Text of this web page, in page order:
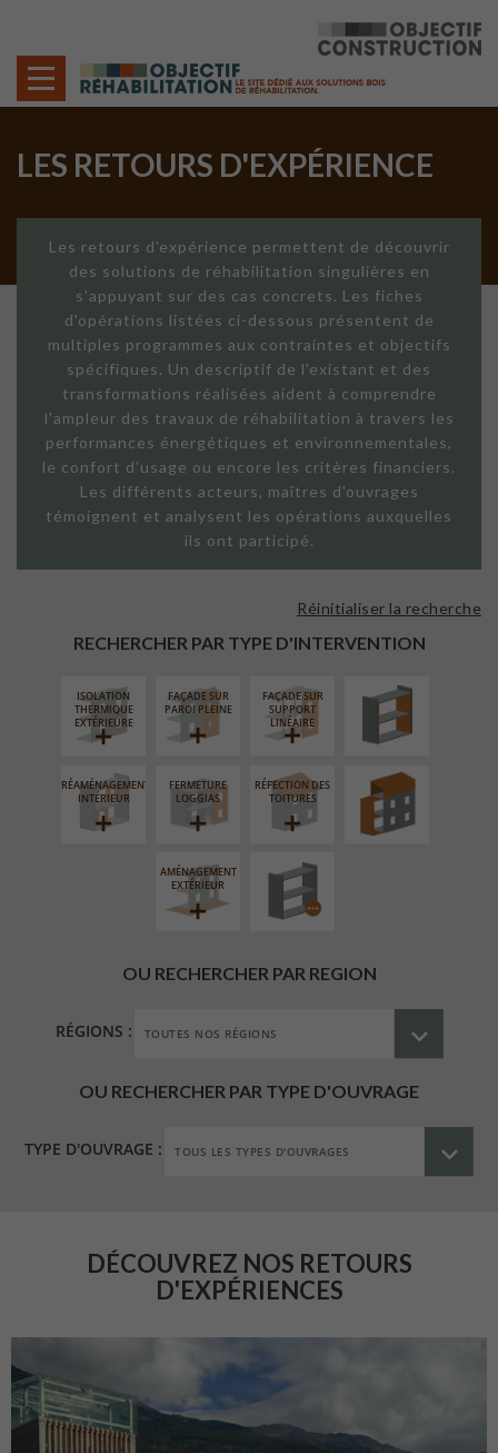
LES RETOURS D'EXPÉRIENCE
Les retours d'expérience permettent de découvrir
des solutions de réhabilitation singulières en
s'appuyant sur des cas concrets. Les fiches
d'opérations listées ci-dessous présentent de
multiples programmes aux contraintes et objectifs
spécifiques. Un descriptif de l'existant et des
transformations réalisées aident à comprendre
l'ampleur des travaux de réhabilitation à travers les
performances énergétiques et environnementales,
le confort d'usage ou encore les critères financiers.
Les différents acteurs, maîtres d'ouvrages
témoignent et analysent les opérations auxquelles
ils ont participé.
RECHERCHER PAR TYPE D'INTERVENTION
Réinitialiser la recherche
ISOLATION
THERMIQUE
EXTÉRIEURE
FAÇADE SUR
PAROI PLEINE
FAÇADE SUR
SUPPORT
LINÉAIRE
ISOLATION
INTÉRIEURE
RÉAMÉNAGEMENT
INTÉRIEUR
FERMETURE
LOGGIAS
RÉFECTION DES
TOITURES
SURÉLÉVATION
EXTENSION
AMÉNAGEMENT
EXTÉRIEUR
PROCÉDÉ
PARTICULIER
OU RECHERCHER PAR REGION
RÉGIONS :
OU RECHERCHER PAR TYPE D'OUVRAGE
TYPE D'OUVRAGE :
DÉCOUVREZ NOS RETOURS
D'EXPÉRIENCES